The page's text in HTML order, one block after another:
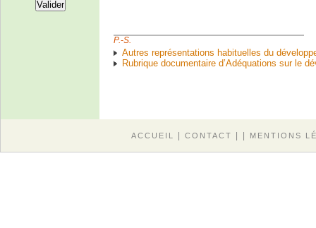
P.-S.
Autres représentations habituelles du
Rubrique documentaire d’Adéquations sur le
ACCUEIL CONTACT MENTIONS